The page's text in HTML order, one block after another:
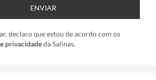
ENVIAR
declaro que estou de acordo com os
privacidadeda Salinas.